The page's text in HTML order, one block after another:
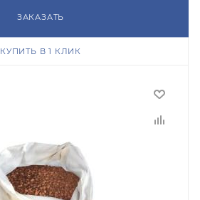
ЗАКАЗАТЬ
КУПИТЬ В 1 КЛИК